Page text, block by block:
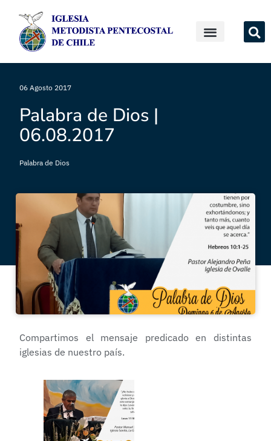
06 Agosto 2017
Palabra de Dios |
06.08.2017
Palabra de Dios
Compartimos el mensaje predicado en distintas
iglesias de nuestro país.